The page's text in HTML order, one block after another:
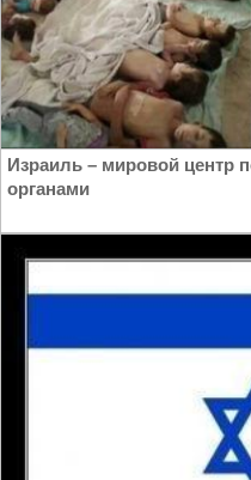
Израиль – мировой центр
органами